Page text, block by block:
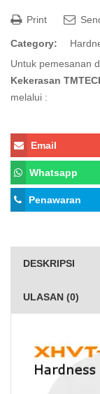
Print
Category:
Untuk pemesanan
Kekerasan
melalui :
Email
Whatsapp
Penawaran
DESKRIPSI
ULASAN (0)